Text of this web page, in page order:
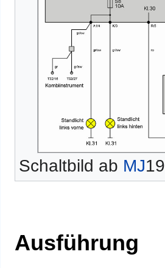
Schaltbild ab MJ
Ausführung